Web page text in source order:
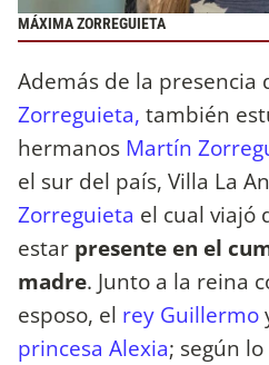
MÁXIMA ZORREGUIETA
Además de la presencia
Zorreguieta, también
hermanos Martín
el sur del país, Villa La
Zorreguieta el cual viajó
estar presente en el
madre. Junto a la reina
esposo, el rey Guillermo
princesa Alexia; según